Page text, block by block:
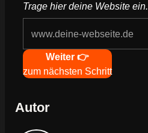
Trage hier deine Website ein.
NavigationWeiter 👉
zum nächsten Schritt
Autor